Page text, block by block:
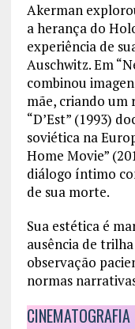
Akerman
a herança do
experiência de
Auschwitz. Em
combinou
mãe, criando um
“D’Est” (1993)
soviética na
Home Movie”
diálogo íntimo
de sua morte.
Sua estética é
ausência de
observação
normas
CINEMATOGRAFIA